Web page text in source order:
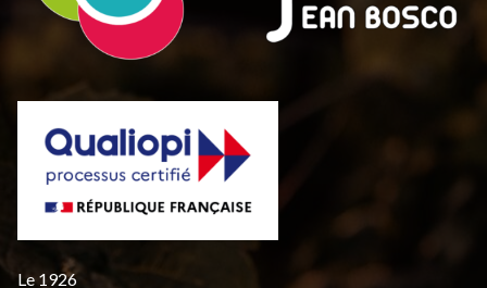
Le 1926